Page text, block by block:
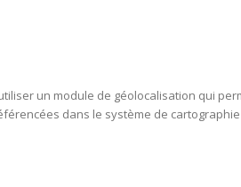
un module de géolocalisation qui
dans le système de cartographie